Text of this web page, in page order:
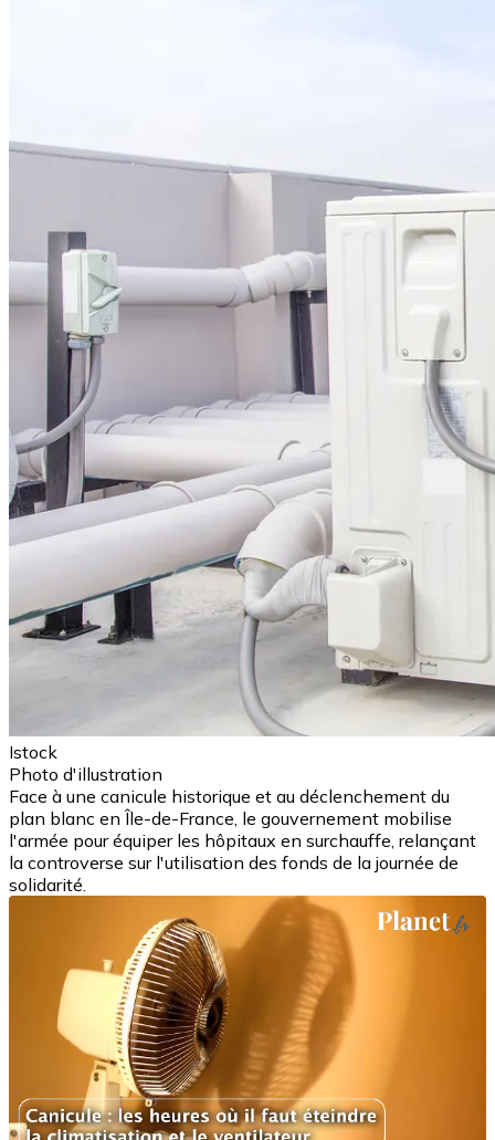
Istock
Photo d'illustration
Face à une canicule historique et au déclenchement du
plan blanc en Île-de-France, le gouvernement mobilise
l'armée pour équiper les hôpitaux en surchauffe, relançant
la controverse sur l'utilisation des fonds de la journée de
solidarité.